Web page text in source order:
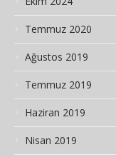
Temmuz 2020
Ağustos 2019
Temmuz 2019
Haziran 2019
Nisan 2019